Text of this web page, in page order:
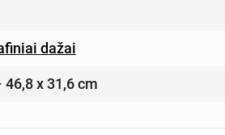
dažai
x 31,6 cm